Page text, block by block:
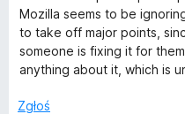
a
t
/
5
Mozilla seems to be
to take off major points,
someone is fixing it for
anything about it, which is
Zgłoś